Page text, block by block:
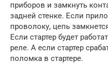
приборов и замкнуть
задней стенке. Если
проволоку, цепь
Если стартер будет
реле. А если стартер
поломка в стартере.